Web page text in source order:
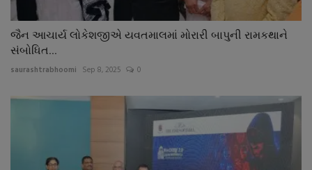
જૈન આચાર્ય લોકેશજીએ યવતમાલમાં મોરારી બાપુની રામકથાને
સંબોધિત...
saurashtrabhoomi Sep 8, 2025 0